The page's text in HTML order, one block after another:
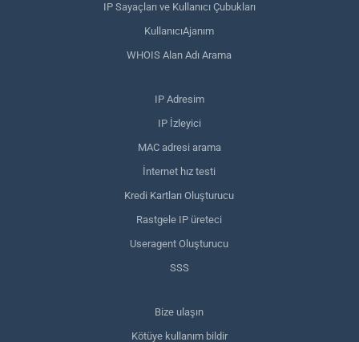
IP Sayaçları ve Kullanıcı Çubukları
KullanıcıAjanım
WHOIS Alan Adı Arama
IP Adresim
IP İzleyici
MAC adresi arama
İnternet hız testi
Kredi Kartları Oluşturucu
Rastgele IP üreteci
Useragent Oluşturucu
SSS
Bize ulaşın
Kötüye kullanım bildir